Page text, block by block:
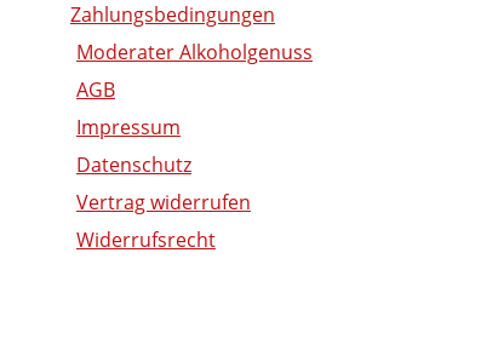
Zahlungsbedingungen
Moderater Alkoholgenuss
AGB
Impressum
Datenschutz
Vertrag widerrufen
Widerrufsrecht